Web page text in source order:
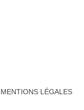
MENTIONS LÉGALES